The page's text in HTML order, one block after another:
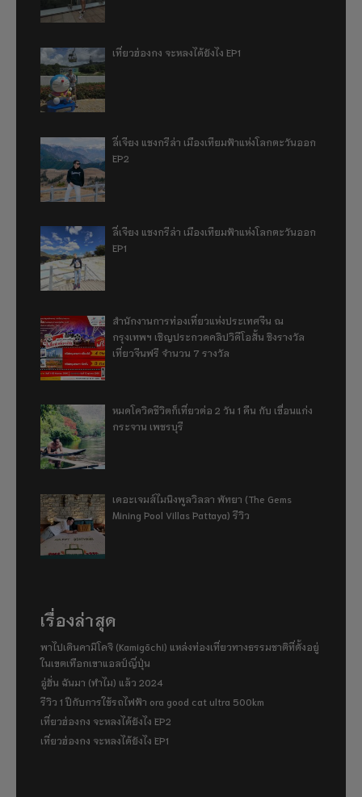
เที่ยวฮ่องกง จะหลงได้ยังไง EP1
ลี่เจียง แชงกรีล่า เมืองเทียมฟ้าแห่งโลกตะวันออก
EP2
ลี่เจียง แชงกรีล่า เมืองเทียมฟ้าแห่งโลกตะวันออก
EP1
สำนักงานการท่องเที่ยวแห่งประเทศจีน ณ
กรุงเทพฯ เชิญประกวดคลิปวิดีโอสั้น ชิงรางวัล
เที่ยวจีนฟรี จำนวน 7 รางวัล
หมดโควิดชีวิตก็เที่ยวต่อ 2 วัน 1 คืน กับ เขื่อนแก่ง
กระจาน เพชรบุรี
เดอะเจมส์ไมนิงพูลวิลลา พัทยา (The Gems
Mining Pool Villas Pattaya) รีวิว
เรื่องล่าสุด
พาไปเดินคามิโคจิ (Kamigōchi) แหล่งท่องเที่ยวทางธรรมชาติที่ตั้งอยู่
ในเขตเทือกเขาแอลป์ญี่ปุ่น
อู่ฮั่น ฉันมา (ทำไม) แล้ว 2024
รีวิว 1 ปีกับการใช้รถไฟฟ้า ora good cat ultra 500km
เที่ยวฮ่องกง จะหลงได้ยังไง EP2
เที่ยวฮ่องกง จะหลงได้ยังไง EP1